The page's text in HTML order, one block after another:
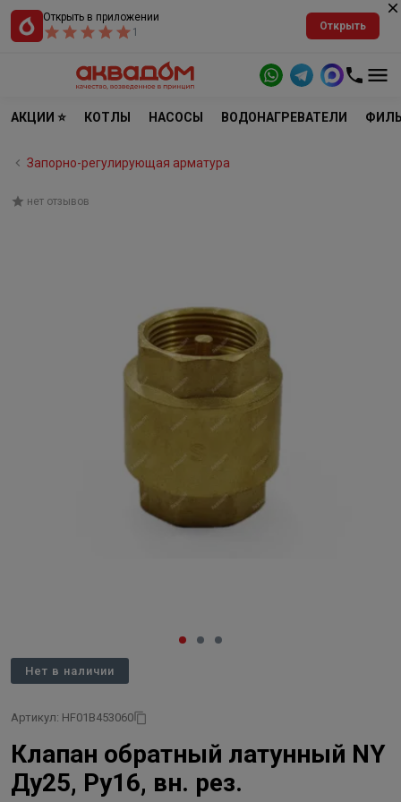
Открыть в приложении
1
Открыть
АКЦИИ ⭐ КОТЛЫ НАСОСЫ ВОДОНАГРЕВАТЕЛИ
Запорно-регулирующая арматура
нет отзывов
Нет в наличии
Артикул: HF01B453060
Клапан обратный латунный NY
Ду25, Ру16, вн. рез.